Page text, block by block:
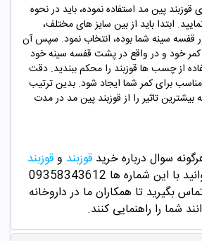
قوزبند پین مد استفاده نموده، باید در نحوه
ابتدا باید از بین سایز های مختلف،
قفسه سینه شما بوده، انتخاب نمود. سپس آن
خود و در واقع در پشت قفسه سینه خود
از چسب ها قوزبند را محکم ببندید. دقت
برای کمر شما ایجاد شود. بدین ترتیب
تاثیر را از قوزبند پین مد در مدت
سوال درباره خرید قوزبند وقوزبند
و مشاوره می توانید با این شماره ها 09358343612
بگیرید تا همکاران ما در داروخانه
شما را راهنمایی کنند.